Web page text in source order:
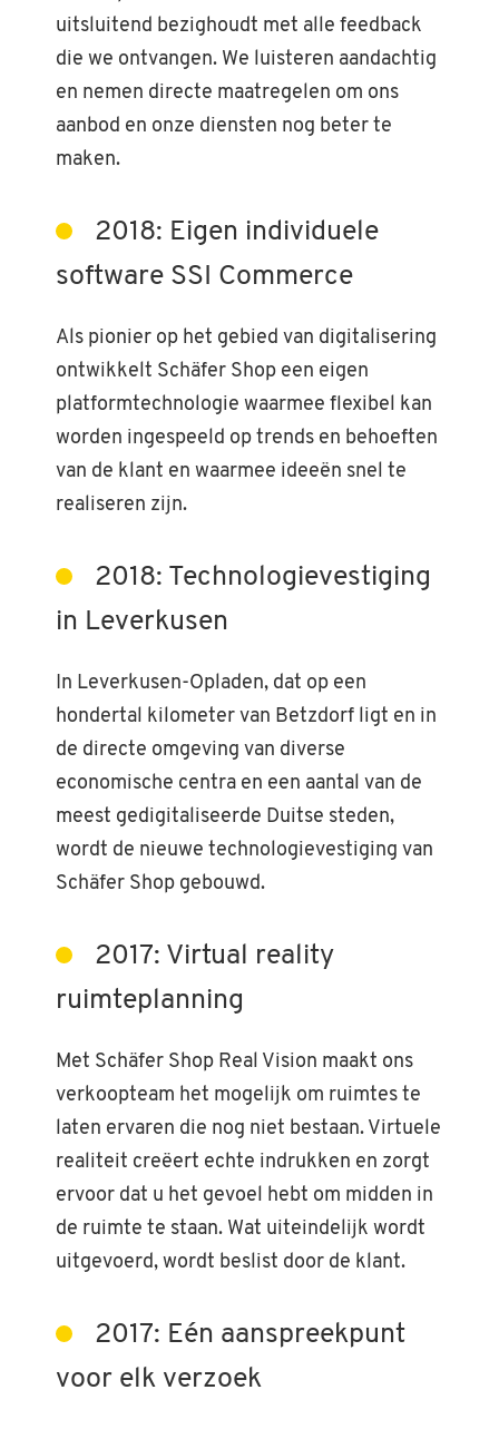
uitsluitend bezighoudt met alle feedback
die we ontvangen. We luisteren aandachtig
en nemen directe maatregelen om ons
aanbod en onze diensten nog beter te
maken.
2018: Eigen individuele
software SSI Commerce
Als pionier op het gebied van digitalisering
ontwikkelt Schäfer Shop een eigen
platformtechnologie waarmee flexibel kan
worden ingespeeld op trends en behoeften
van de klant en waarmee ideeën snel te
realiseren zijn.
2018: Technologievestiging
in Leverkusen
In Leverkusen-Opladen, dat op een
hondertal kilometer van Betzdorf ligt en in
de directe omgeving van diverse
economische centra en een aantal van de
meest gedigitaliseerde Duitse steden,
wordt de nieuwe technologievestiging van
Schäfer Shop gebouwd.
2017: Virtual reality
ruimteplanning
Met Schäfer Shop Real Vision maakt ons
verkoopteam het mogelijk om ruimtes te
laten ervaren die nog niet bestaan. Virtuele
realiteit creëert echte indrukken en zorgt
ervoor dat u het gevoel hebt om midden in
de ruimte te staan. Wat uiteindelijk wordt
uitgevoerd, wordt beslist door de klant.
2017: Eén aanspreekpunt
voor elk verzoek